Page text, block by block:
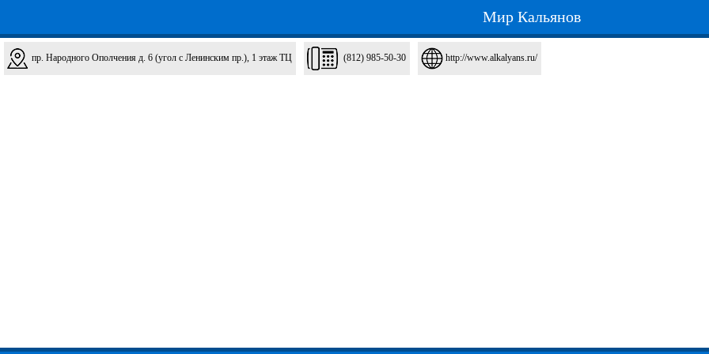
Мир Кальянов
пр. Народного Ополчения д. 6 (угол с Ленинским пр.), 1 этаж ТЦ (812) 985-50-30 http://www.alkalyans.ru/